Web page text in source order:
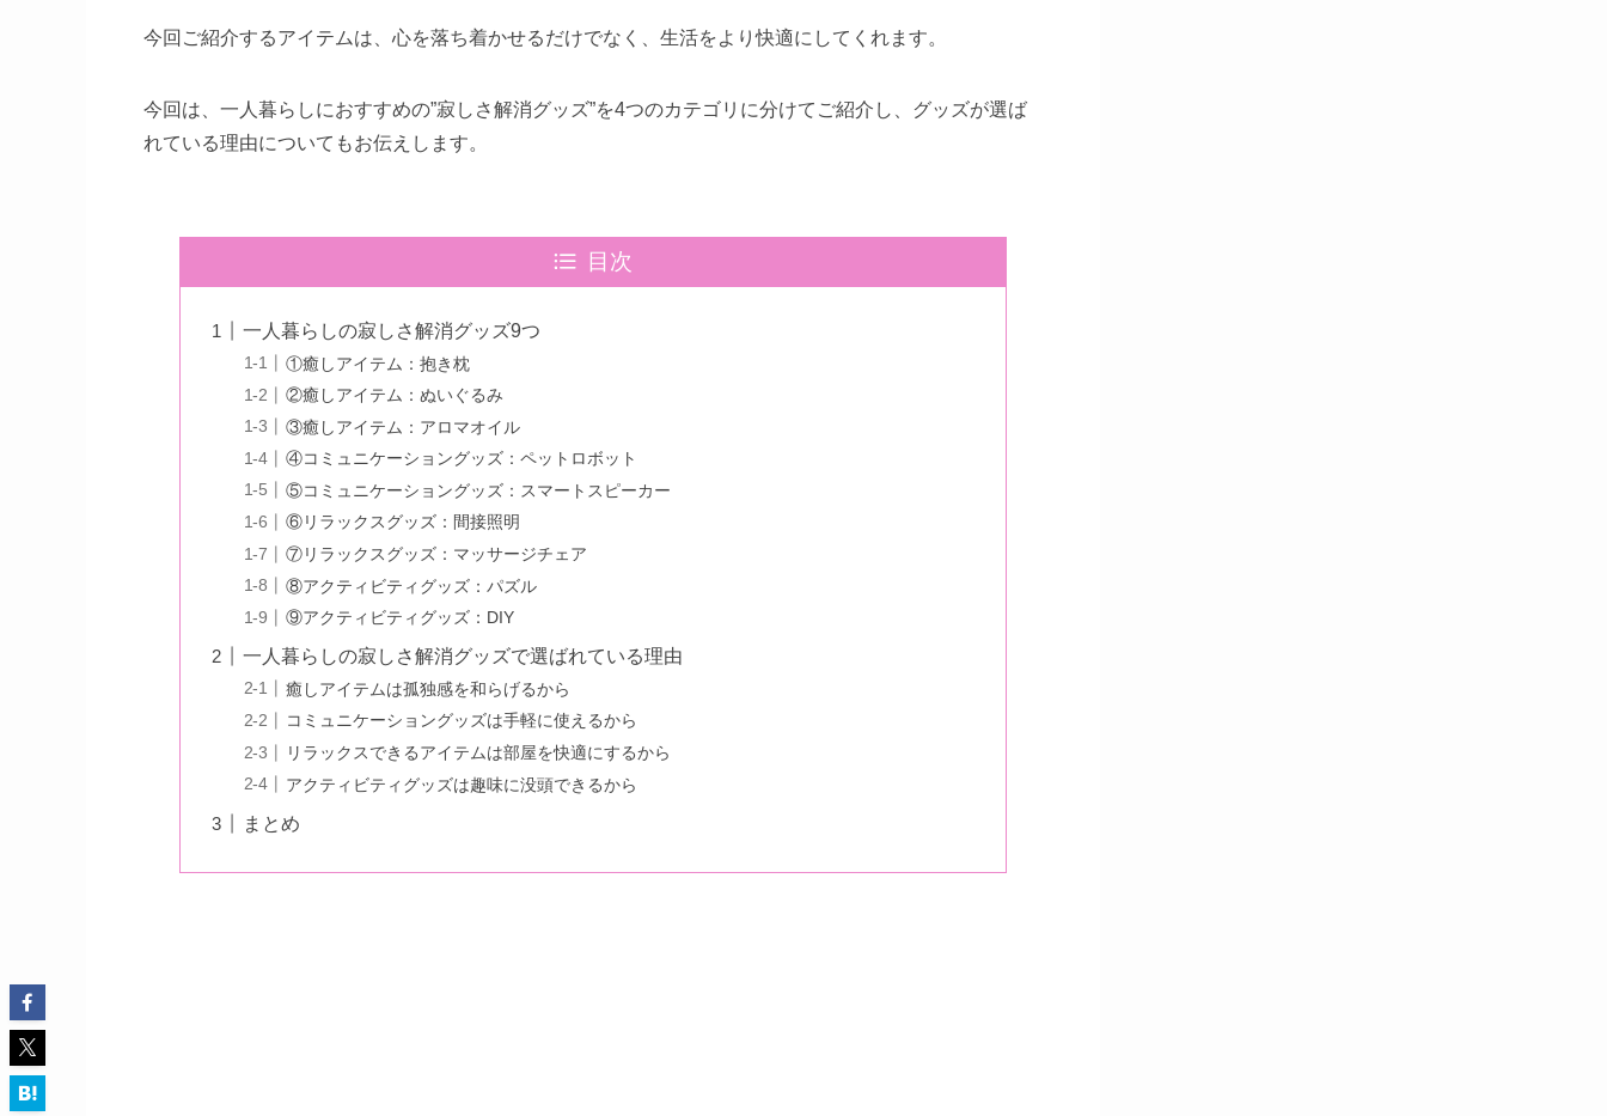
今回ご紹介するアイテムは、心を落ち着かせるだけでなく、生活をより快適にしてくれます。
今回は、一人暮らしにおすすめの”寂しさ解消グッズ”を4つのカテゴリに分けてご紹介し、グッズが選ば
れている理由についてもお伝えします。
目次
一人暮らしの寂しさ解消グッズ9つ
①癒しアイテム：抱き枕
②癒しアイテム：ぬいぐるみ
③癒しアイテム：アロマオイル
④コミュニケーショングッズ：ペットロボット
⑤コミュニケーショングッズ：スマートスピーカー
⑥リラックスグッズ：間接照明
⑦リラックスグッズ：マッサージチェア
⑧アクティビティグッズ：パズル
⑨アクティビティグッズ：DIY
一人暮らしの寂しさ解消グッズで選ばれている理由
癒しアイテムは孤独感を和らげるから
コミュニケーショングッズは手軽に使えるから
リラックスできるアイテムは部屋を快適にするから
アクティビティグッズは趣味に没頭できるから
まとめ